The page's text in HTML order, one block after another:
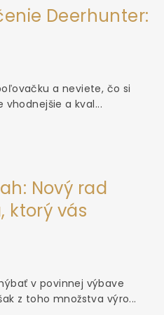
Deerhunter:
a neviete, čo si
a kval...
Nový rad
ktorý vás
v povinnej výbave
z toho množstva výro...